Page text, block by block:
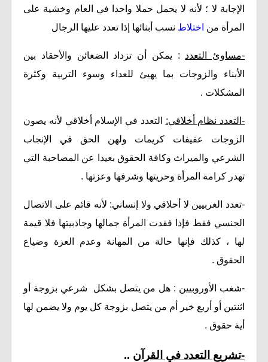
الإجابة لا ؛ لأنه لا يحمل حملا واحدا في العام وخشية على
المرأة من اختلاط نسب أبنائها إذا تعدد عليها الرجال
-مساوئ التعدد : يمكن أن تزداد الضغائن والأحقاد بين
الأبناء والزوجات بما يهيئ للعداء وسوء التربية وكثرة
المشكلات .
-التعدد نظام أخلاقي: التعدد في الإسلام أخلاقي لأنه يصون
الزوجات عفيفات كريمات ولهن الحق في الإنجاب
الشرعي والميراث وكافة الحقوق بعيدا عن المصاحبة التي
تهدر كرامة المرأة وحريتها وشرفها وعزتها .
-تعدد الغربيين لا أخلاقي ولا إنساني: لأنه قائم على الاتصال
الجنسي فقط فإذا فقدت المرأة جمالها وجاذبيتها فلا قيمة
لها ، كذلك فإنها حالة من المهانة وعدم العزة وضياع
الحقوق .
-شغب الأوروبيين : هل من يتصل بشكل شرعي بزوجة أو
اثنتين أو أربع خير أم من يتصل بزوجة كل يوم ولا يضمن لها
أية حقوق .
-تشريع التعدد في القرآن ..